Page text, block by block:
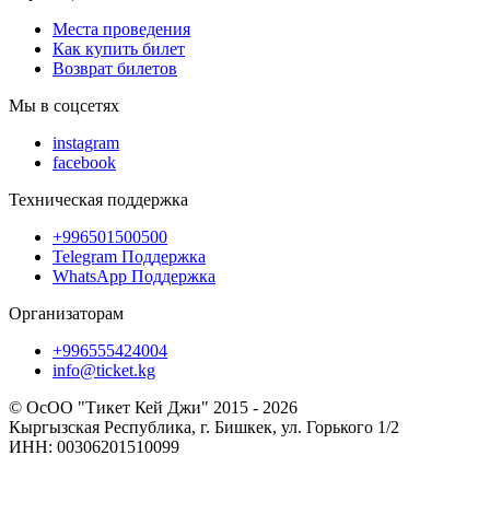
Места проведения
Как купить билет
Возврат билетов
Мы в соцсетях
instagram
facebook
Техническая поддержка
+996501500500
Telegram Поддержка
WhatsApp Поддержка
Организаторам
+996555424004
info@ticket.kg
© ОсОО "Тикет Кей Джи" 2015 - 2026
Кыргызская Республика, г. Бишкек, ул. Горького 1/2
ИНН: 00306201510099